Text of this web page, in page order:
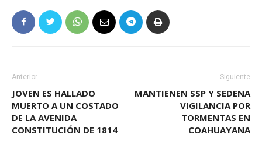
Anterior
JOVEN ES HALLADO
MUERTO A UN COSTADO
DE LA AVENIDA
CONSTITUCIÓN DE 1814
Siguiente
MANTIENEN SSP Y SEDENA
VIGILANCIA POR
TORMENTAS EN
COAHUAYANA